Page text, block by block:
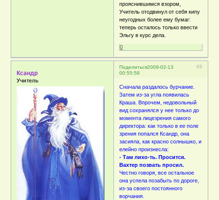
прояснившимся взором,
Учитель отодвинул от себя кипу
неугодных более ему бумаг:
теперь осталось только ввести
Эльгу в курс дела.
0
Поделиться 65
2009-02-13
00:55:58
Ксандр
Учитель
Сначала раздалось бурчание.
Затем из-за угла появилась
Краша. Впрочем, недовольный
вид сохранялся у нее только до
момента лицезрения самого
директора: как только в ее поле
зрения попался Ксандр, она
засияла, как красно солнышко, и
елейно произнесла:
- Там лихо-ть. Просится.
Вахтер позвать просил.
Честно говоря, все остальное
она успела позабыть по дороге,
из-за своего постоянного
ворчания.